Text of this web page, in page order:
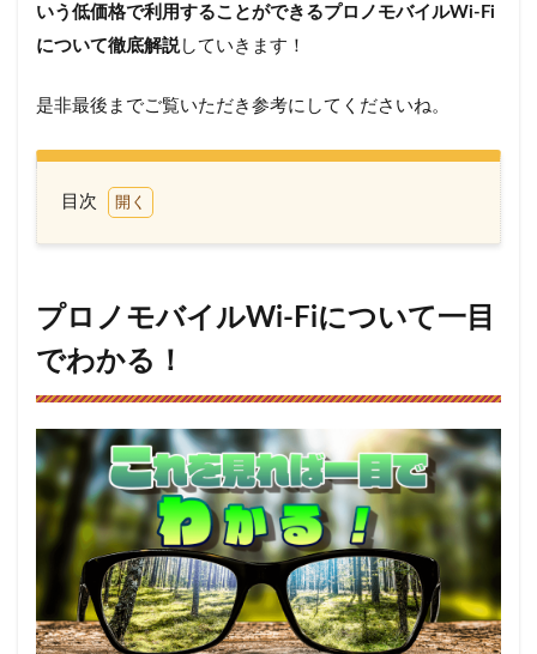
いう低価格で利用することができるプロノモバイルWi-Fi
について徹底解説 していきます！
是非最後までご覧いただき参考にしてくださいね。
目次
バイ
ル
Wi-
Fiに
つい
目で
わか
る！
2
シン
プル
な料
金プ
ラン
プロノモバイルWi-Fiについて一目
でわかる！